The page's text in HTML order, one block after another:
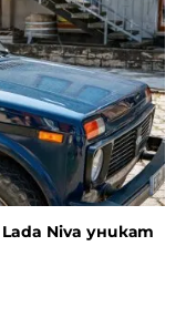
Niva уникат